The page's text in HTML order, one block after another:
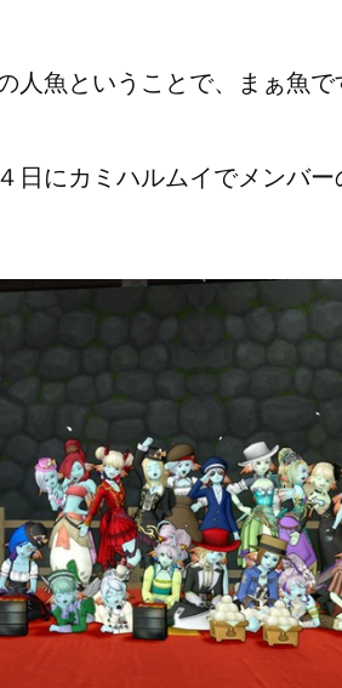
魚ということで、まぁ魚で
にカミハルムイでメンバー